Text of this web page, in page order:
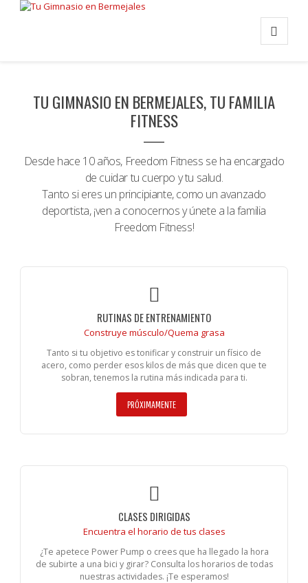
TU GIMNASIO EN BERMEJALES, TU FAMILIA
FITNESS
Desde hace 10 años, Freedom Fitness se ha encargado
de cuidar tu cuerpo y tu salud.
Tanto si eres un principiante, como un avanzado
deportista, ¡ven a conocernos y únete a la familia
Freedom Fitness!
RUTINAS DE ENTRENAMIENTO
Construye músculo/Quema grasa
Tanto si tu objetivo es tonificar y construir un físico de
acero, como perder esos kilos de más que dicen que te
sobran, tenemos la rutina más indicada para ti.
PRÓXIMAMENTE
CLASES DIRIGIDAS
Encuentra el horario de tus clases
¿Te apetece Power Pump o crees que ha llegado la hora
de subirte a una bici y girar? Consulta los horarios de todas
nuestras actividades. ¡Te esperamos!